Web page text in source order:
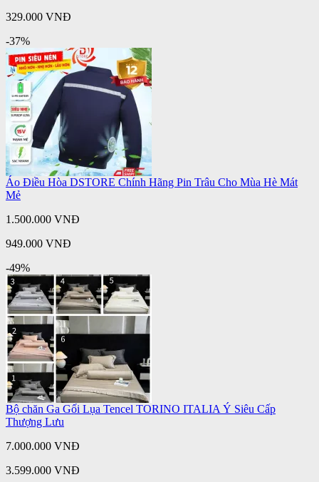
329.000 VNĐ
-37%
Áo Điều Hòa DSTORE Chính Hãng Pin Trâu Cho Mùa Hè Mát
Mẻ
1.500.000 VNĐ
949.000 VNĐ
-49%
Bộ chăn Ga Gối Lụa Tencel TORINO ITALIA Ý Siêu Cấp
Thượng Lưu
7.000.000 VNĐ
3.599.000 VNĐ